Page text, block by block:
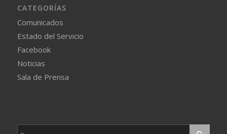
CATEGORÍAS
Comunicados
Estado del Servicio
Facebook
Noticias
Sala de Prensa